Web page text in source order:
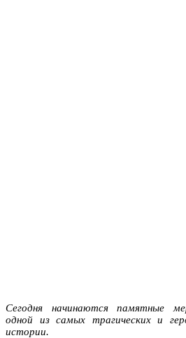
Сегодня начинаются памятные
одной из самых трагических и
истории.